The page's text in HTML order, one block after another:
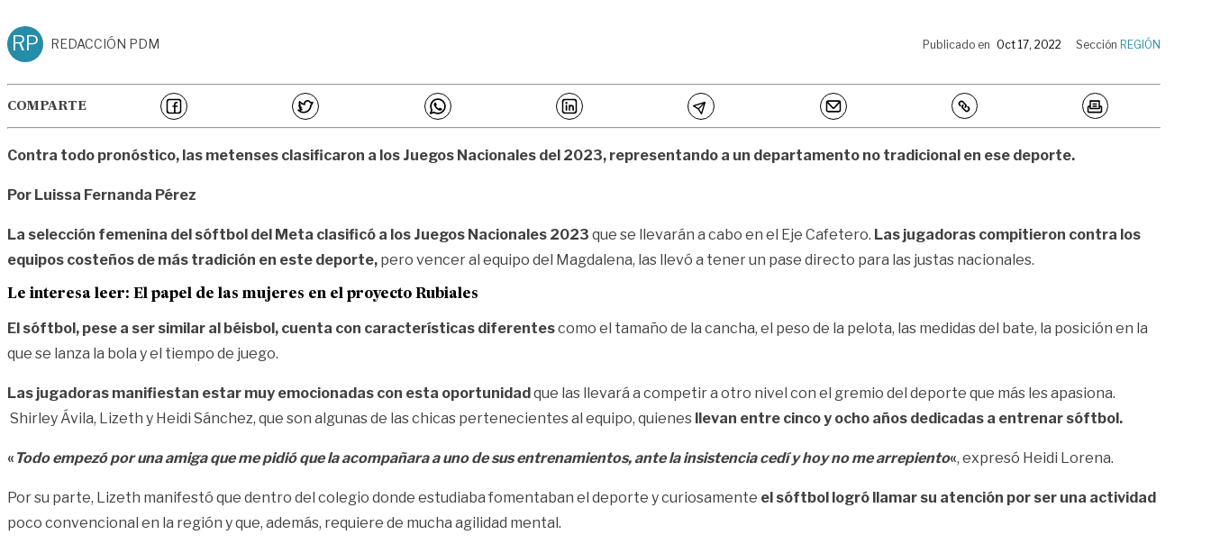
RP REDACCIÓN PDM Publicado en Oct 17, 2022 Sección REGIÓN
COMPARTE
Contra todo pronóstico, las metenses clasificaron a los Juegos Nacionales del 2023, representando a un departamento no tradicional en ese deporte.
Por Luissa Fernanda Pérez
La selección femenina del sóftbol del Meta clasificó a los Juegos Nacionales 2023 que se llevarán a cabo en el Eje Cafetero. Las jugadoras compitieron contra los
equipos costeños de más tradición en este deporte, pero vencer al equipo del Magdalena, las llevó a tener un pase directo para las justas nacionales.
Le interesa leer: El papel de las mujeres en el proyecto Rubiales
El sóftbol, pese a ser similar al béisbol, cuenta con características diferentescomo el tamaño de la cancha, el peso de la pelota, las medidas del bate, la posición en la
que se lanza la bola y el tiempo de juego.
Las jugadoras manifiestan estar muy emocionadas con esta oportunidadque las llevará a competir a otro nivel con el gremio del deporte que más les apasiona.
Shirley Ávila, Lizeth y Heidi Sánchez, que son algunas de las chicas pertenecientes al equipo, quienes llevan entre cinco y ocho años dedicadas a entrenar sóftbol.
« Todo empezó por una amiga que me pidió que la acompañara a uno de sus entrenamientos, ante la insistencia cedí y hoy no me arrepiento«, expresó Heidi Lorena.
Por su parte, Lizeth manifestó que dentro del colegio donde estudiaba fomentaban el deporte y curiosamente el sóftbol logró llamar su atención por ser una actividad
poco convencional en la región y que, además, requiere de mucha agilidad mental.